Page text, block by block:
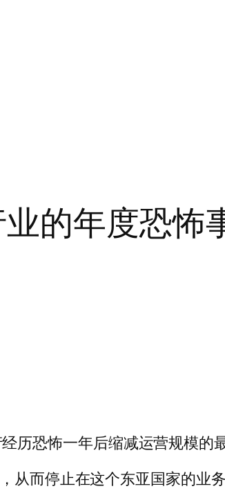
的年度恐怖
历恐怖一年后缩减运营规模的
从而停止在这个东亚国家的业务